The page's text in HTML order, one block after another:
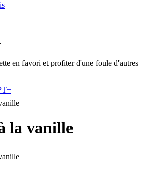
en favori et profiter d'une foule d'autres
la vanille